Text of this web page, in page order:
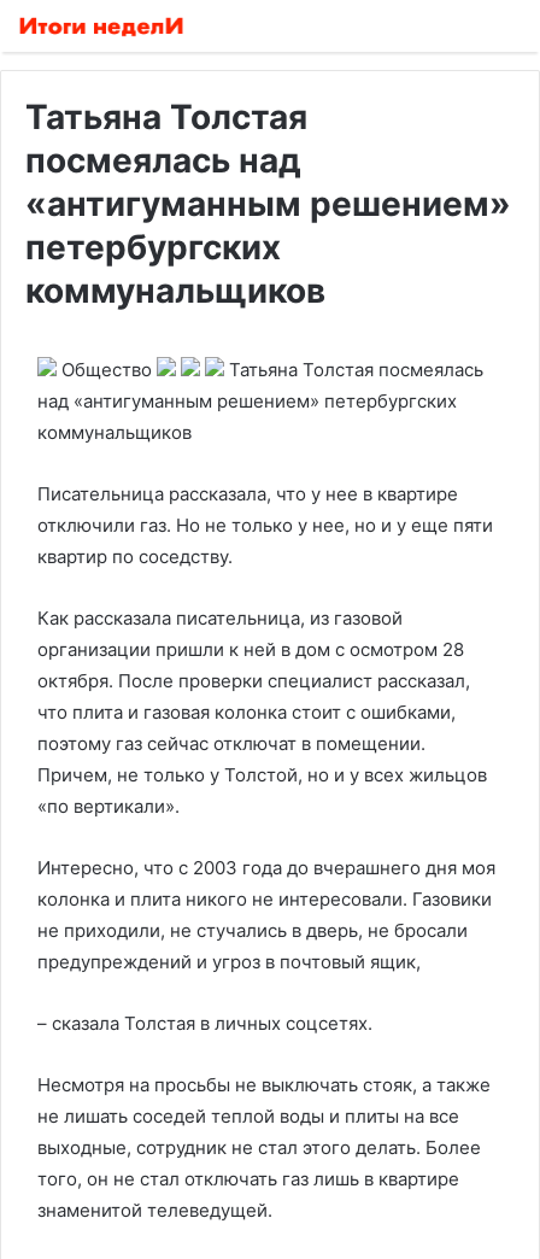
Татьяна Толстая
посмеялась над
«антигуманным решением»
петербургских
коммунальщиков
Общество
Татьяна Толстая посмеялась
над «антигуманным решением» петербургских
коммунальщиков
Писательница рассказала, что у нее в квартире
отключили газ. Но не только у нее, но и у еще пяти
квартир по соседству.
Как рассказала писательница, из газовой
организации пришли к ней в дом с осмотром 28
октября. После проверки специалист рассказал,
что плита и газовая колонка стоит с ошибками,
поэтому газ сейчас отключат в помещении.
Причем, не только у Толстой, но и у всех жильцов
«по вертикали».
Интересно, что с 2003 года до вчерашнего дня моя
колонка и плита никого не интересовали. Газовики
не приходили, не стучались в дверь, не бросали
предупреждений и угроз в почтовый ящик,
– сказала Толстая в личных соцсетях.
Несмотря на просьбы не выключать стояк, а также
не лишать соседей теплой воды и плиты на все
выходные, сотрудник не стал этого делать. Более
того, он не стал отключать газ лишь в квартире
знаменитой телеведущей.